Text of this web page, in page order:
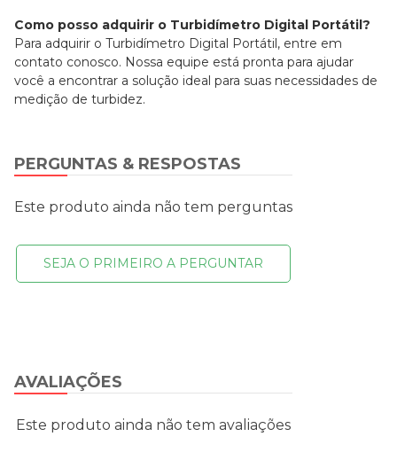
Como posso adquirir o Turbidímetro Digital Portátil?
Para adquirir o Turbidímetro Digital Portátil, entre em
contato conosco. Nossa equipe está pronta para ajudar
você a encontrar a solução ideal para suas necessidades de
medição de turbidez.
AVALIAÇÕES
Este produto ainda não tem avaliações
PERGUNTAS & RESPOSTAS
Este produto ainda não tem perguntas
SEJA O PRIMEIRO A PERGUNTAR